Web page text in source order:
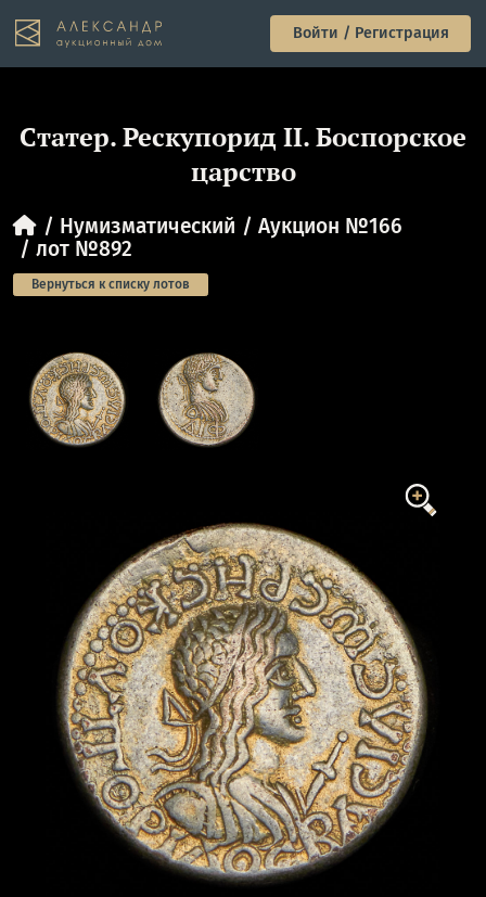
Войти / Регистрация
Cтатер. Рескупорид II. Боспорское
царство
Нумизматический
Аукцион №166
лот №892
Вернуться к списку лотов